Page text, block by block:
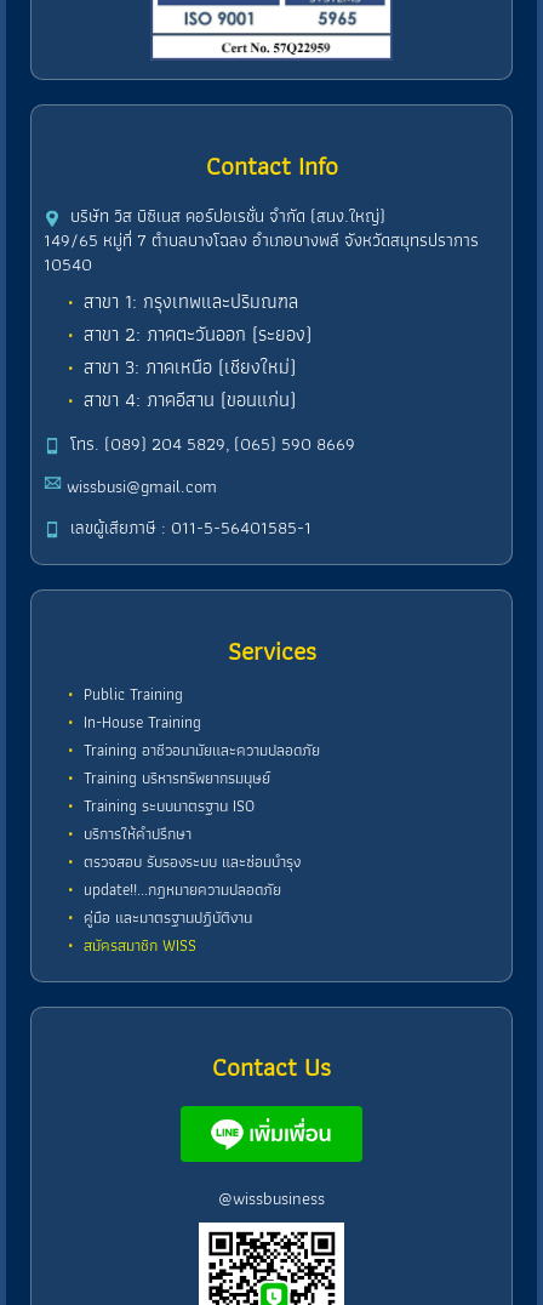
Contact Info
บริษัท วิส บิซิเนส คอร์ปอเรชั่น จำกัด (สนง.ใหญ่)
149/65 หมู่ที่ 7 ตำบลบางโฉลง อำเภอบางพลี จังหวัดสมุทรปราการ
10540
สาขา 1: กรุงเทพและปริมณฑล
สาขา 2: ภาคตะวันออก (ระยอง)
สาขา 3: ภาคเหนือ (เชียงใหม่)
สาขา 4: ภาคอีสาน (ขอนแก่น)
โทร. (089) 204 5829, (065) 590 8669
wissbusi@gmail.com
เลขผู้เสียภาษี : 011-5-56401585-1
Services
Public Training
In-House Training
Training อาชีวอนามัยและความปลอดภัย
Training บริหารทรัพยากรมนุษย์
Training ระบบมาตรฐาน ISO
บริการให้คำปรึกษา
ตรวจสอบ รับรองระบบ และซ่อมบำรุง
update!!...กฎหมายความปลอดภัย
คู่มือ และมาตรฐานปฏิบัติงาน
สมัครสมาชิก WISS
Contact Us
@wissbusiness